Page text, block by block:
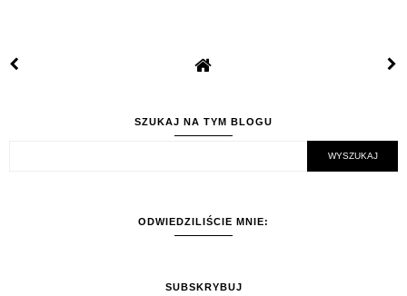
SZUKAJ NA TYM BLOGU
ODWIEDZILIŚCIE MNIE:
SUBSKRYBUJ